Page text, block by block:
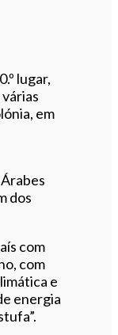
lugar,
em
dos
com
com
e
energia